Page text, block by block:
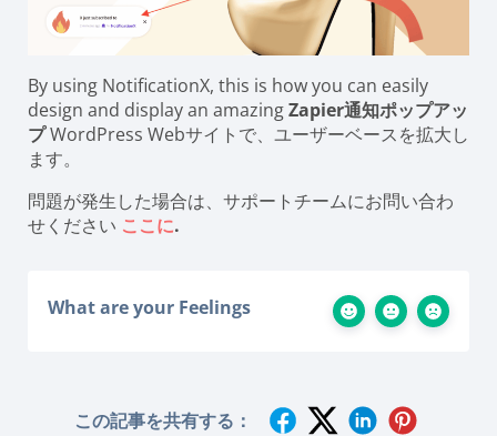
By using NotificationX, this is how you can easily
design and display an amazingZapier通知ポップアッ
プWordPress Webサイトで、ユーザーベースを拡大し
ます。
問題が発生した場合は、サポートチームにお問い合わ
せください ここに.
What are your Feelings
この記事を共有する：